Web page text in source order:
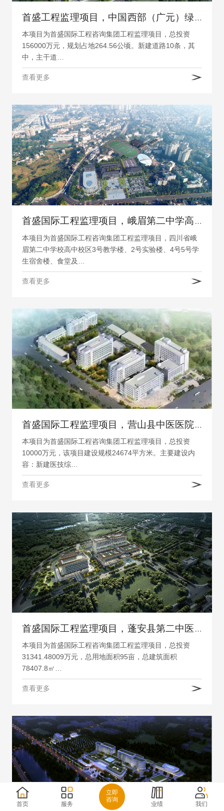
首盛工程监理项目，中国西部（广元）绿色家居产业城扶贫启动区大坝项目
本项目为首盛国际工程咨询集团工程监理项目，总投资
156000万元，规划占地264.56公顷。新建道路10条，其
中，主干道…
查看更多
首盛国际工程监理项目，峨眉第二中学高中校区
本项目为首盛国际工程咨询集团工程监理项目，四川省峨
眉第二中学校高中校区3号教学楼、2号实验楼、4号5号学
生宿舍楼、食堂及…
查看更多
首盛国际工程监理项目，营山县中医医院医技综合楼建设项目
本项目为首盛国际工程咨询集团工程监理项目，总投资
10000万元，该项目建设规模24674平方米。主要建设内
容：新建医技综…
查看更多
首盛国际工程监理项目，蓬安县第二中医医院及中医药健康管理中心建设项目监理
本项目为首盛国际工程咨询集团工程监理项目，总投资
31341.48009万元，总用地面积95亩，总建筑面积
78407.8㎡…
查看更多
首页 服务
立即
咨询
业绩 我们